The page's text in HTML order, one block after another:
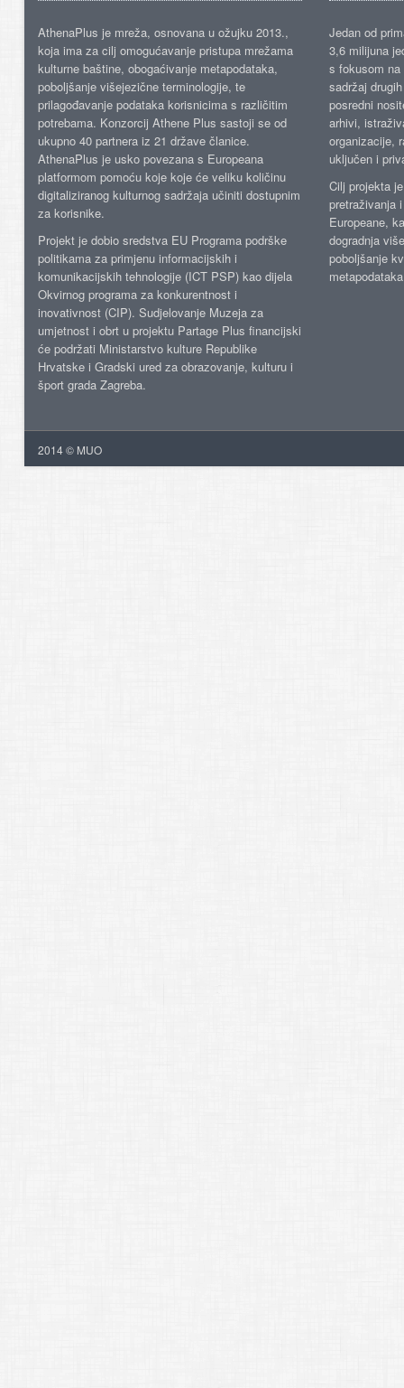
AthenaPlus je mreža, osnovana u ožujku 2013.,
koja ima za cilj omogućavanje pristupa mrežama
kulturne baštine, obogaćivanje metapodataka,
poboljšanje višejezične terminologije, te
prilagođavanje podataka korisnicima s različitim
potrebama. Konzorcij Athene Plus sastoji se od
ukupno 40 partnera iz 21 države članice.
AthenaPlus je usko povezana s Europeana
platformom pomoću koje koje će veliku količinu
digitaliziranog kulturnog sadržaja učiniti dostupnim
za korisnike.
Projekt je dobio sredstva EU Programa podrške
politikama za primjenu informacijskih i
komunikacijskih tehnologije (ICT PSP) kao dijela
Okvirnog programa za konkurentnost i
inovativnost (CIP). Sudjelovanje Muzeja za
umjetnost i obrt u projektu Partage Plus financijski
će podržati Ministarstvo kulture Republike
Hrvatske i Gradski ured za obrazovanje, kulturu i
šport grada Zagreba.
Jedan od
3,6 milijuna
s fokusom
sadržaj
posredni
arhivi,
organizacije,
uključen i
Cilj projekta
pretraživanja
Europeane,
dogradnja
poboljšanje
2014 © MUO